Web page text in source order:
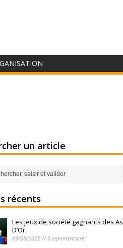
un article
récents
Les jeux de société gagnants des As
D’Or
09/08/2022 // 0 commentaire